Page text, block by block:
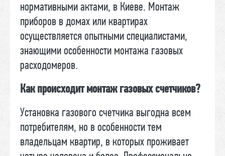
нормативными актами, в Киеве. Монтаж
приборов в домах или квартирах
осуществляется опытными специалистами,
знающими особенности монтажа газовых
расходомеров.
Как происходит монтаж газовых счетчиков?
Установка газового счетчика выгодна всем
потребителям, но в особенности тем
владельцам квартир, в которых проживает